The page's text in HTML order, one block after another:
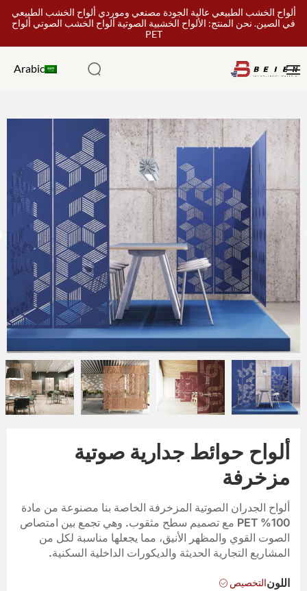
ألواح الخشب الطبيعي عالية الجودة مصنعي وموردي ألواح الخشب الطبيعي
في الصين. نحن المنتج: الألواح الخشبية الصوتية ألواح الخشب الصوتي ألواح
PET
Arabic
ألواح حوائط جدارية صوتية
مزخرفة
ألواح الجدران الصوتية المزخرفة الخاصة بنا مصنوعة من مادة
100% PET مع تصميم سطح مثقوب. وهي تجمع بين امتصاص
الصوت القوي والمظهر الأنيق، مما يجعلها مناسبة لكل من
المشاريع التجارية الحديثة والديكورات الداخلية السكنية.
اللونالتخصيص